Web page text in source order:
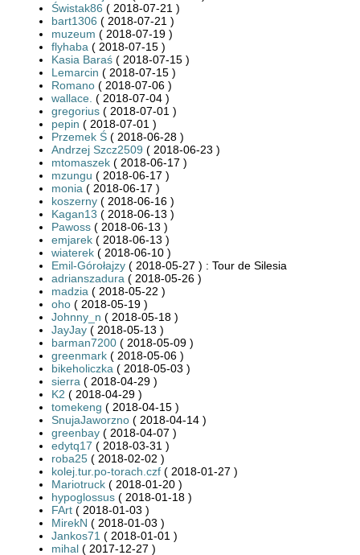
Świstak86 ( 2018-07-21 )
bart1306 ( 2018-07-21 )
muzeum ( 2018-07-19 )
flyhaba ( 2018-07-15 )
Kasia Baraś ( 2018-07-15 )
Lemarcin ( 2018-07-15 )
Romano ( 2018-07-06 )
wallace. ( 2018-07-04 )
gregorius ( 2018-07-01 )
pepin ( 2018-07-01 )
Przemek Ś ( 2018-06-28 )
Andrzej Szcz2509 ( 2018-06-23 )
mtomaszek ( 2018-06-17 )
mzungu ( 2018-06-17 )
monia ( 2018-06-17 )
koszerny ( 2018-06-16 )
Kagan13 ( 2018-06-13 )
Pawoss ( 2018-06-13 )
emjarek ( 2018-06-13 )
wiaterek ( 2018-06-10 )
Emil-Górołajzy ( 2018-05-27 ) : Tour de Silesia
adrianszadura ( 2018-05-26 )
madzia ( 2018-05-22 )
oho ( 2018-05-19 )
Johnny_n ( 2018-05-18 )
JayJay ( 2018-05-13 )
barman7200 ( 2018-05-09 )
greenmark ( 2018-05-06 )
bikeholiczka ( 2018-05-03 )
sierra ( 2018-04-29 )
K2 ( 2018-04-29 )
tomekeng ( 2018-04-15 )
SnujaJaworzno ( 2018-04-14 )
greenbay ( 2018-04-07 )
edytq17 ( 2018-03-31 )
roba25 ( 2018-02-02 )
kolej.tur.po-torach.czf ( 2018-01-27 )
Mariotruck ( 2018-01-20 )
hypoglossus ( 2018-01-18 )
FArt ( 2018-01-03 )
MirekN ( 2018-01-03 )
Jankos71 ( 2018-01-01 )
mihal ( 2017-12-27 )